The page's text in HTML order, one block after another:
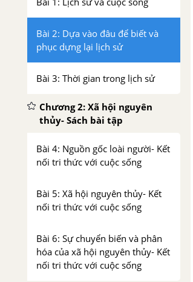
Bài 2: Dựa vào đâu để biết và
phục dựng lại lịch sử
Bài 3: Thời gian trong lịch sử
Chương 2: Xã hội nguyên
thủy- Sách bài tập
Bài 4: Nguồn gốc loài người- Kết
nối tri thức với cuộc sống
Bài 5: Xã hội nguyên thủy- Kết
nối tri thức với cuộc sống
Bài 6: Sự chuyển biến và phân
hóa của xã hội nguyên thủy- Kết
nối tri thức với cuộc sống